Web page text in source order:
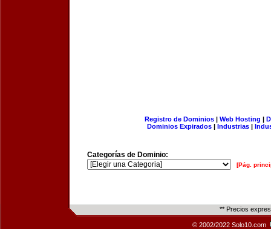
Registro de Dominios| Web Hosting |
Dominios Expirados | Industrias |
Categorías de Dominio:
[Pág.
** Precios
© 2002/2022 Solo10.com